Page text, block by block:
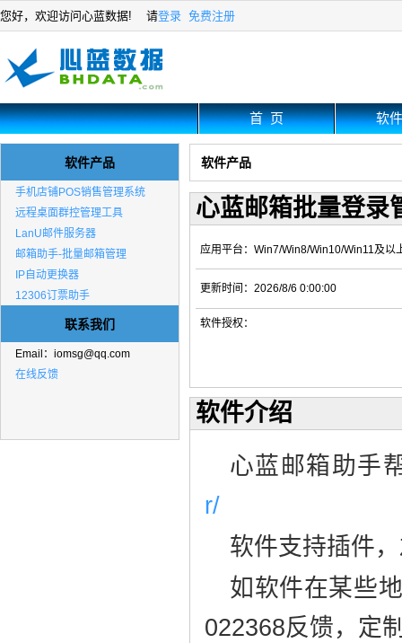
您好，欢迎访问心蓝数据! 请登录 免费注册
首 页 软
软件产品
手机店铺POS销售管理系统
远程桌面群控管理工具
LanU邮件服务器
邮箱助手-批量邮箱管理
IP自动更换器
12306订票助手
联系我们
Email： iomsg@qq.com
在线反馈
软件产品
心蓝邮箱批量登录
应用平台：Win7/Win8/Win10/Win11及以
更新时间：2026/8/6 0:00:00
软件授权：
软件介绍
心蓝邮箱助手
r/
软件支持插件
如软件在某些
022368反馈，定